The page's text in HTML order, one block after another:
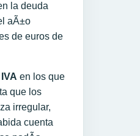
la deuda
aÃ±o
de euros de
en los que
que los
irregular,
cuenta